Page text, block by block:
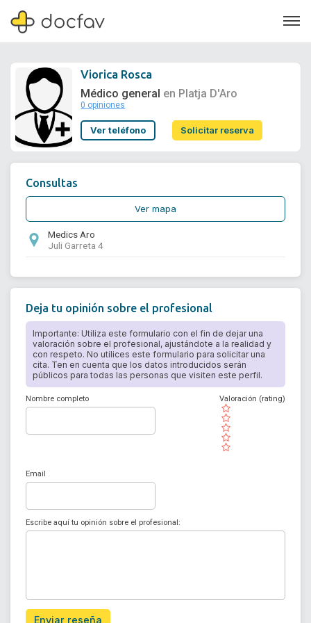
Soporte
Viorica Rosca
Médico general en Platja D'Aro
0 opiniones
Ver teléfono Solicitar reserva
Consultas
Ver mapa
Medics Aro
Juli Garreta 4
Deja tu opinión sobre el profesional
Importante: Utiliza este formulario con el fin de dejar una
valoración sobre el profesional, ajustándote a la realidad y
con respeto. No utilices este formulario para solicitar una
cita. Ten en cuenta que los datos introducidos serán
públicos para todas las personas que visiten este perfil.
Nombre completo
( )
( )
( )
( )
( )
Valoración (rating)
Email
Escribe aquí tu opinión sobre el profesional:
Enviar reseña